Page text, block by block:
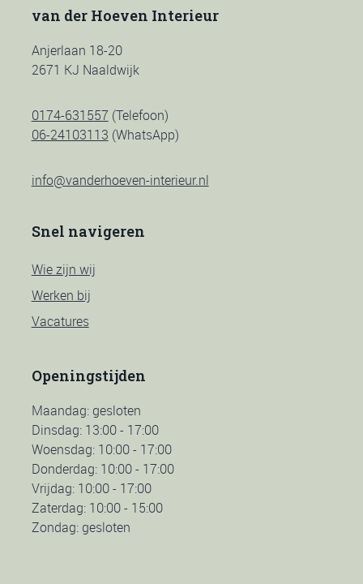
van der Hoeven Interieur
Anjerlaan 18-20
2671 KJ Naaldwijk
0174-631557 (Telefoon)
06-24103113 (WhatsApp)
info@vanderhoeven-interieur.nl
Snel navigeren
Wie zijn wij
Werken bij
Vacatures
Openingstijden
Maandag: gesloten
Dinsdag: 13:00 - 17:00
Woensdag: 10:00 - 17:00
Donderdag: 10:00 - 17:00
Vrijdag: 10:00 - 17:00
Zaterdag: 10:00 - 15:00
Zondag: gesloten